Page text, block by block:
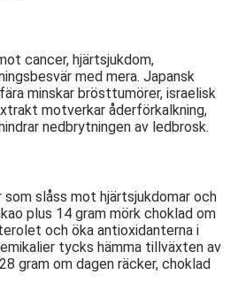
cancer, hjärtsjukdom,
med mera. Japansk
minskar brösttumörer, israelisk
motverkar åderförkalkning,
nedbrytningen av ledbrosk.
slåss mot hjärtsjukdomar och
plus 14 gram mörk choklad om
och öka antioxidanterna i
tycks hämma tillväxten av
gram om dagen räcker, choklad